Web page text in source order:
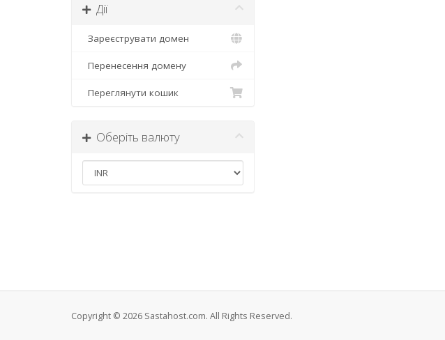
Дії
Зареєструвати домен
Перенесення домену
Переглянути кошик
Оберіть валюту
Copyright © 2026 Sastahost.com. All Rights Reserved.